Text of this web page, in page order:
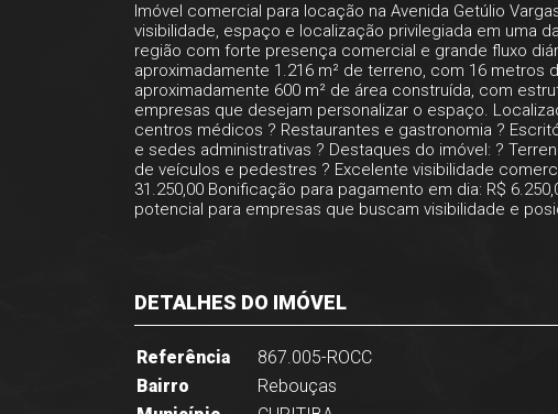
Imóvel comercial para locação na Avenida Getúlio
visibilidade, espaço e localização privilegiada em uma
região com forte presença comercial e grande fluxo
aproximadamente 1.216 m² de terreno, com 16
aproximadamente 600 m² de área construída, com
empresas que desejam personalizar o espaço.
centros médicos ? Restaurantes e gastronomia ?
e sedes administrativas ? Destaques do imóvel: ?
de veículos e pedestres ? Excelente visibilidade
31.250,00 Bonificação para pagamento em dia: R$
potencial para empresas que buscam visibilidade e
DETALHES DO IMÓVEL
Referência
867.005-ROCC
Bairro
Rebouças